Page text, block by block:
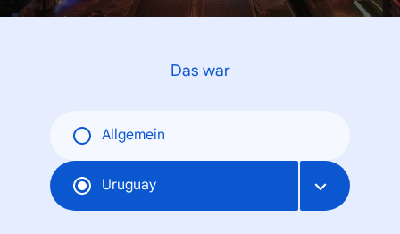
Das war
Allgemein
Uruguay